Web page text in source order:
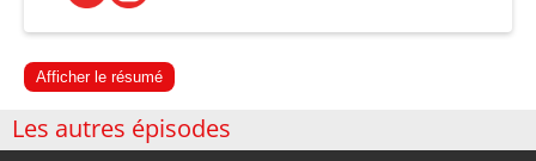
Afficher le résumé
Les autres épisodes